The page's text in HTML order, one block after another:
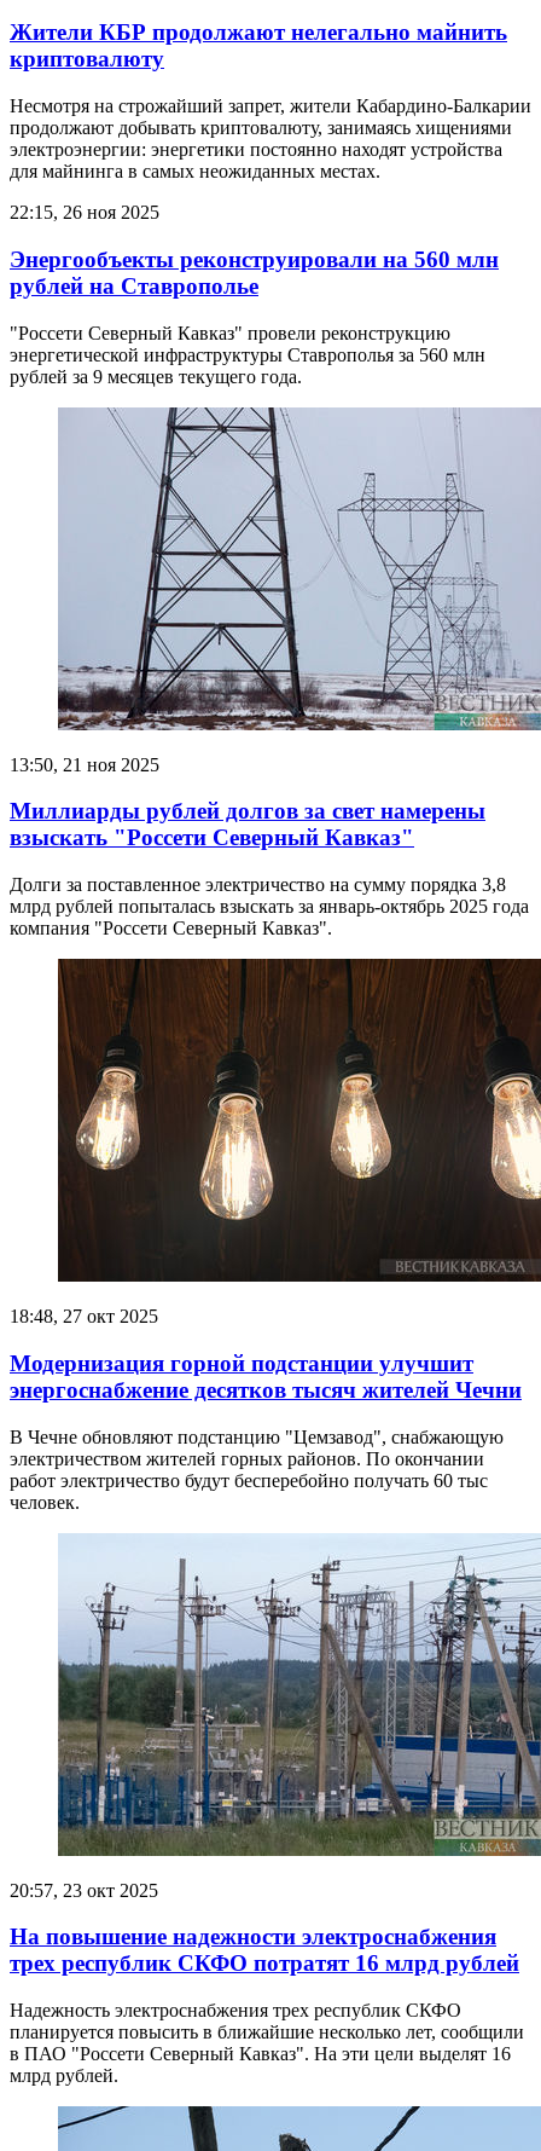
Жители КБР продолжают нелегально майнить
криптовалюту
Несмотря на строжайший запрет, жители Кабардино-Балкарии
продолжают добывать криптовалюту, занимаясь хищениями
электроэнергии: энергетики постоянно находят устройства
для майнинга в самых неожиданных местах.
22:15, 26 ноя 2025
Энергообъекты реконструировали на 560 млн
рублей на Ставрополье
"Россети Северный Кавказ" провели реконструкцию
энергетической инфраструктуры Ставрополья за 560 млн
рублей за 9 месяцев текущего года.
13:50, 21 ноя 2025
Миллиарды рублей долгов за свет намерены
взыскать "Россети Северный Кавказ"
Долги за поставленное электричество на сумму порядка 3,8
млрд рублей попыталась взыскать за январь-октябрь 2025 года
компания "Россети Северный Кавказ".
18:48, 27 окт 2025
Модернизация горной подстанции улучшит
энергоснабжение десятков тысяч жителей Чечни
В Чечне обновляют подстанцию "Цемзавод", снабжающую
электричеством жителей горных районов. По окончании
работ электричество будут бесперебойно получать 60 тыс
человек.
20:57, 23 окт 2025
На повышение надежности электроснабжения
трех республик СКФО потратят 16 млрд рублей
Надежность электроснабжения трех республик СКФО
планируется повысить в ближайшие несколько лет, сообщили
в ПАО "Россети Северный Кавказ". На эти цели выделят 16
млрд рублей.